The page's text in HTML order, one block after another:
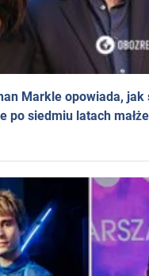
Markle opowiada, jak
po siedmiu latach